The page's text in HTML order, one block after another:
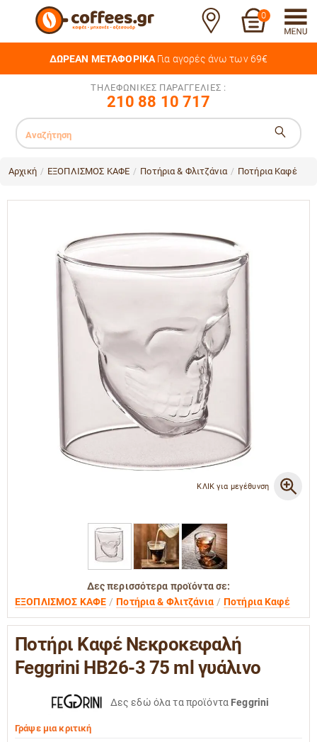
0
ΔΩΡΕΑΝ ΜΕΤΑΦΟΡΙΚΑ Για αγορές άνω των 69€
ΤΗΛΕΦΩΝΙΚΕΣ ΠΑΡΑΓΓΕΛΙΕΣ :
210 88 10 717
Αρχική / ΕΞΟΠΛΙΣΜΟΣ ΚΑΦΕ / Ποτήρια & Φλιτζάνια / Ποτήρια Καφέ
ΚΛΙΚ για μεγέθυνση
Δες περισσότερα προϊόντα σε:
ΕΞΟΠΛΙΣΜΟΣ ΚΑΦΕ
Ποτήρια & Φλιτζάνια Ποτήρια Καφέ
Ποτήρι Καφέ Νεκροκεφαλή
Feggrini HB26-3 75 ml γυάλινo
Δες εδώ όλα τα προϊόντα Feggrini
Γράψε μια κριτική